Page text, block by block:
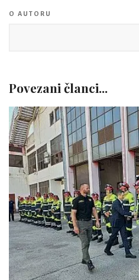
O AUTORU
Povezani članci...